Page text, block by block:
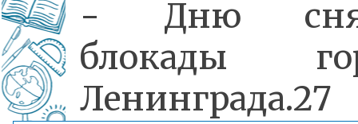
- Дню
блокады
Ленинграда.27